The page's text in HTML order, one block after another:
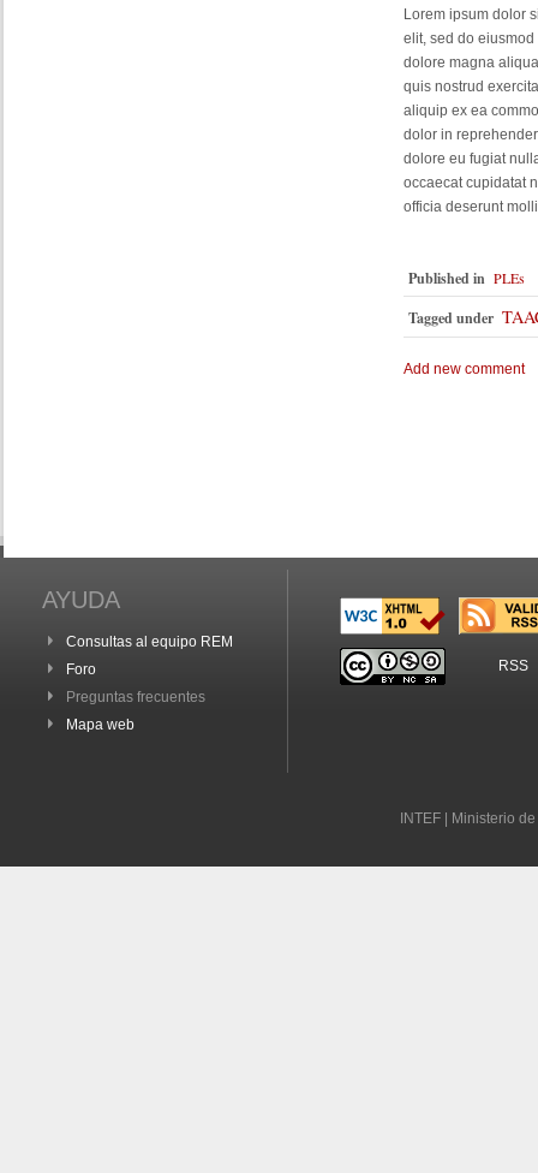
Lorem ipsum dolor
elit, sed do
dolore magna
quis nostrud
aliquip ex ea
dolor in
dolore eu fugiat
occaecat cupidatat
officia deserunt
Published in PLEs
Tagged under
Add new comment
AYUDA
Consultas al equipo REM
Foro
Preguntas frecuentes
Mapa web
RSS
INTEF | Ministerio